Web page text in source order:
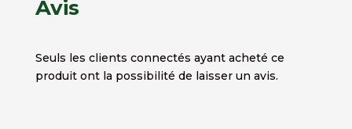
Avis
Seuls les clients connectés ayant acheté ce
produit ont la possibilité de laisser un avis.